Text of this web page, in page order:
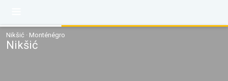
Nikšić · Monténégro
Nikšić